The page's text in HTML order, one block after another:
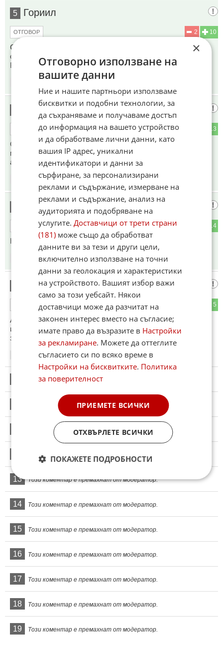
5 Гориил
10
2
ОТГОВОР
Според други източници собственикът на Ягуарите е бил
отвлечен от американските разузнавателни служби в
Барселона и седи в американски затвор.
Мексо
13
ОТГОВОР
Средно по 24 000 Е на бройка. Слаба фирма е Ягуар и
моделите им не държат цена. Чупливи и сервизни
автомобили са.
03.04.2024
Гост
14
ОТГОВОР
Не е забравена ,собственика падна от една тераса .
03.04.2024
да сме коректни
5
Абе тоз хотел толкова години други клиенти не е ли
имал,или те са паркирали отвън,на поляната.... ...хм....
забравена колекция!?!
04.04.2024
Този коментар е премахнат от модератор.
Този коментар е премахнат от модератор.
Този коментар е премахнат от модератор.
Този коментар е премахнат от модератор.
13 Този коментар е премахнат от модератор.
14 Този коментар е премахнат от модератор.
15 Този коментар е премахнат от модератор.
16 Този коментар е премахнат от модератор.
17 Този коментар е премахнат от модератор.
18 Този коментар е премахнат от модератор.
19 Този коментар е премахнат от модератор.
×
Отговорно използване на
вашите данни
Ние и нашите партньори използваме
бисквитки и подобни технологии, за
да съхраняваме и получаваме достъп
до информация на вашето устройство
и да обработваме лични данни, като
вашия IP адрес, уникални
идентификатори и данни за
сърфиране, за персонализирани
реклами и съдържание, измерване на
реклами и съдържание, анализ на
аудиторията и подобряване на
услугите.Доставчици от трети страни
(181) може също да обработват
данните ви за тези и други цели,
включително използване на точни
данни за геолокация и характеристики
на устройството. Вашият избор важи
само за този уебсайт. Някои
доставчици може да разчитат на
законен интерес вместо на съгласие;
имате право да възразите в Настройки
за рекламиране. Можете да оттеглите
съгласието си по всяко време в
Настройки на бисквитките. Политика
за поверителност
ПРИЕМЕТЕ ВСИЧКИ
ОТХВЪРЛЕТЕ ВСИЧКИ
ПОКАЖЕТЕ ПОДРОБНОСТИ